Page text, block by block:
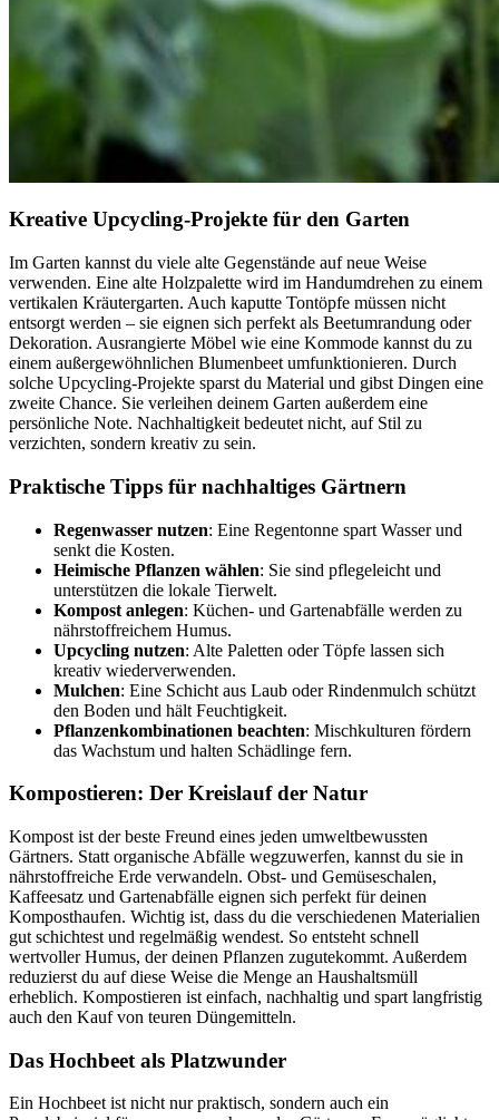
Kreative Upcycling-Projekte für den Garten
Im Garten kannst du viele alte Gegenstände auf neue Weise
verwenden. Eine alte Holzpalette wird im Handumdrehen zu einem
vertikalen Kräutergarten. Auch kaputte Tontöpfe müssen nicht
entsorgt werden – sie eignen sich perfekt als Beetumrandung oder
Dekoration. Ausrangierte Möbel wie eine Kommode kannst du zu
einem außergewöhnlichen Blumenbeet umfunktionieren. Durch
solche Upcycling-Projekte sparst du Material und gibst Dingen eine
zweite Chance. Sie verleihen deinem Garten außerdem eine
persönliche Note. Nachhaltigkeit bedeutet nicht, auf Stil zu
verzichten, sondern kreativ zu sein.
Praktische Tipps für nachhaltiges Gärtnern
Regenwasser nutzen: Eine Regentonne spart Wasser und
senkt die Kosten.
Heimische Pflanzen wählen: Sie sind pflegeleicht und
unterstützen die lokale Tierwelt.
Kompost anlegen: Küchen- und Gartenabfälle werden zu
nährstoffreichem Humus.
Upcycling nutzen: Alte Paletten oder Töpfe lassen sich
kreativ wiederverwenden.
Mulchen: Eine Schicht aus Laub oder Rindenmulch schützt
den Boden und hält Feuchtigkeit.
Pflanzenkombinationen beachten: Mischkulturen fördern
das Wachstum und halten Schädlinge fern.
Kompostieren: Der Kreislauf der Natur
Kompost ist der beste Freund eines jeden umweltbewussten
Gärtners. Statt organische Abfälle wegzuwerfen, kannst du sie in
nährstoffreiche Erde verwandeln. Obst- und Gemüseschalen,
Kaffeesatz und Gartenabfälle eignen sich perfekt für deinen
Komposthaufen. Wichtig ist, dass du die verschiedenen Materialien
gut schichtest und regelmäßig wendest. So entsteht schnell
wertvoller Humus, der deinen Pflanzen zugutekommt. Außerdem
reduzierst du auf diese Weise die Menge an Haushaltsmüll
erheblich. Kompostieren ist einfach, nachhaltig und spart langfristig
auch den Kauf von teuren Düngemitteln.
Das Hochbeet als Platzwunder
Ein Hochbeet ist nicht nur praktisch, sondern auch ein